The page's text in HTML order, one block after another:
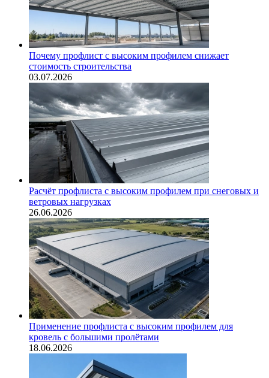
Почему профлист с высоким профилем снижает
стоимость строительства
03.07.2026
Расчёт профлиста с высоким профилем при снеговых и
ветровых нагрузках
26.06.2026
Применение профлиста с высоким профилем для
кровель с большими пролётами
18.06.2026